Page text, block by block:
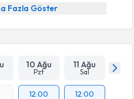
Fazla Göster
10 Ağu
Pzt
11 Ağu
Sal
12:00
12:00